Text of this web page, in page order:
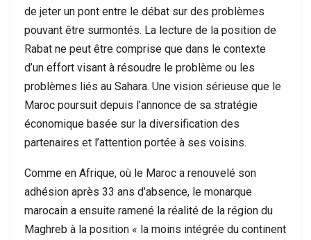
de jeter un pont entre le débat sur des problèmes
pouvant être surmontés. La lecture de la position de
Rabat ne peut être comprise que dans le contexte
d’un effort visant à résoudre le problème ou les
problèmes liés au Sahara. Une vision sérieuse que le
Maroc poursuit depuis l’annonce de sa stratégie
économique basée sur la diversification des
partenaires et l’attention portée à ses voisins.
Comme en Afrique, où le Maroc a renouvelé son
adhésion après 33 ans d’absence, le monarque
marocain a ensuite ramené la réalité de la région du
Maghreb à la position « la moins intégrée du continent